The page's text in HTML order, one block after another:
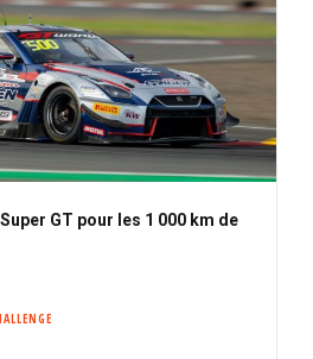
GT pour les 1 000 km de